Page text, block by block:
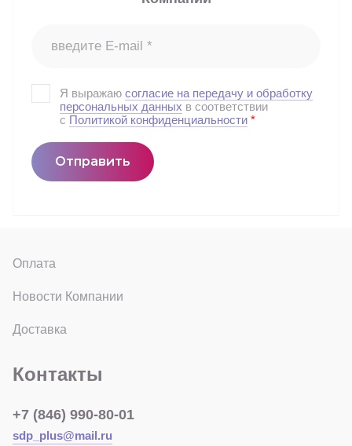
Оплата
Новости Компании
Доставка
Контакты
+7 (846) 990-80-01
sdp_plus@mail.ru
Я выражаю согласие на передачу и обработку
персональных данных в соответствии
с Политикой конфиденциальности *
Отправить